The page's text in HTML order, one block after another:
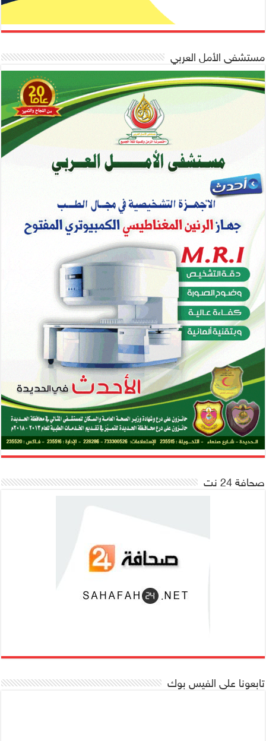
مستشفى الأمل العربي
صحافة 24 نت
تابعونا على الفيس بوك